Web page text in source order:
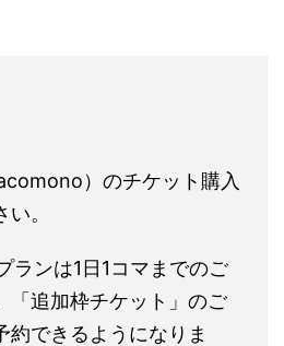
）のチケット購入
。
ランは1日1コマまでのご
「追加枠チケット」のご
約できるようになりま